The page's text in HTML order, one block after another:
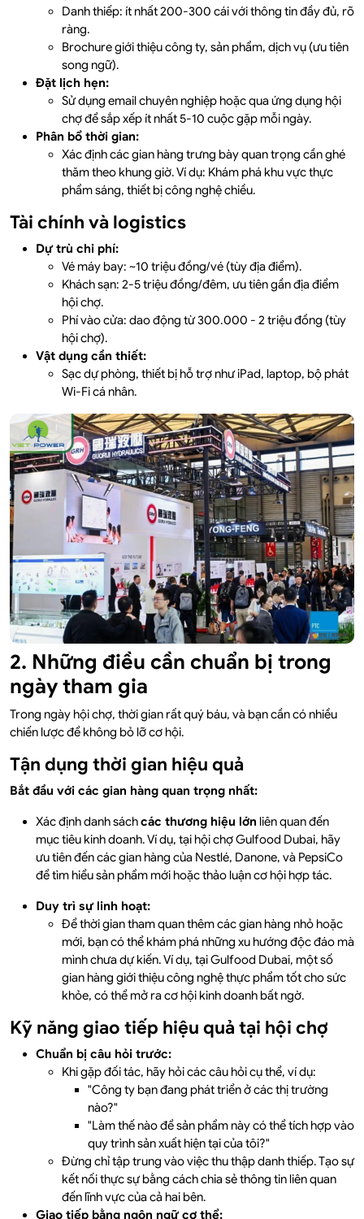
Danh thiếp: ít nhất 200-300 cái với thông tin đầy đủ, rõ
ràng.
Brochure giới thiệu công ty, sản phẩm, dịch vụ (ưu tiên
song ngữ).
Đặt lịch hẹn:
Sử dụng email chuyên nghiệp hoặc qua ứng dụng hội
chợ để sắp xếp ít nhất 5-10 cuộc gặp mỗi ngày.
Phân bổ thời gian:
Xác định các gian hàng trưng bày quan trọng cần ghé
thăm theo khung giờ. Ví dụ: Khám phá khu vực thực
phẩm sáng, thiết bị công nghệ chiều.
Tài chính và logistics
Dự trù chi phí:
Vé máy bay: ~10 triệu đồng/vé (tùy địa điểm).
Khách sạn: 2-5 triệu đồng/đêm, ưu tiên gần địa điểm
hội chợ.
Phí vào cửa: dao động từ 300.000 - 2 triệu đồng (tùy
hội chợ).
Vật dụng cần thiết:
Sạc dự phòng, thiết bị hỗ trợ như iPad, laptop, bộ phát
Wi-Fi cá nhân.
2. Những điều cần chuẩn bị trong
ngày tham gia
Trong ngày hội chợ, thời gian rất quý báu, và bạn cần có nhiều
chiến lược để không bỏ lỡ cơ hội.
Tận dụng thời gian hiệu quả
Bắt đầu với các gian hàng quan trọng nhất:
Xác định danh sáchcác thương hiệu lớn liên quan đến
mục tiêu kinh doanh. Ví dụ, tại hội chợ Gulfood Dubai, hãy
ưu tiên đến các gian hàng của Nestlé, Danone, và PepsiCo
để tìm hiểu sản phẩm mới hoặc thảo luận cơ hội hợp tác.
Duy trì sự linh hoạt:
Để thời gian tham quan thêm các gian hàng nhỏ hoặc
mới, bạn có thể khám phá những xu hướng độc đáo mà
mình chưa dự kiến. Ví dụ, tại Gulfood Dubai, một số
gian hàng giới thiệu công nghệ thực phẩm tốt cho sức
khỏe, có thể mở ra cơ hội kinh doanh bất ngờ.
Kỹ năng giao tiếp hiệu quả tại hội chợ
Chuẩn bị câu hỏi trước:
Khi gặp đối tác, hãy hỏi các câu hỏi cụ thể, ví dụ:
"Công ty bạn đang phát triển ở các thị trường
nào?"
"Làm thế nào để sản phẩm này có thể tích hợp vào
quy trình sản xuất hiện tại của tôi?"
Đừng chỉ tập trung vào việc thu thập danh thiếp. Tạo sự
kết nối thực sự bằng cách chia sẻ thông tin liên quan
đến lĩnh vực của cả hai bên.
Giao tiếp bằng ngôn ngữ cơ thể: